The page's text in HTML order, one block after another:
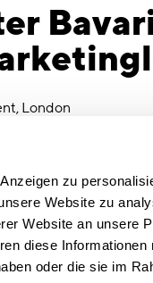
zu
Website zu
Website an unsere
diese
oder die sie im
London
Realisierung von
im